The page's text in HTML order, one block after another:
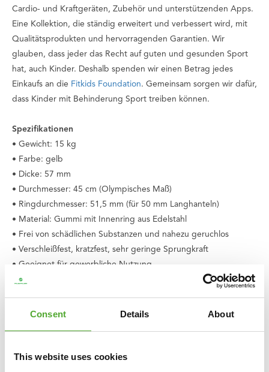
Consent Details About
This website uses cookies
Cardio- und Kraftgeräten, Zubehör und unterstützenden Apps.
Eine Kollektion, die ständig erweitert und verbessert wird, mit
Qualitätsprodukten und hervorragenden Garantien. Wir
glauben, dass jeder das Recht auf guten und gesunden Sport
hat, auch Kinder. Deshalb spenden wir einen Betrag jedes
Einkaufs an die Fitkids Foundation. Gemeinsam sorgen wir dafür,
dass Kinder mit Behinderung Sport treiben können.
Spezifikationen
• Gewicht: 15 kg
• Farbe: gelb
• Dicke: 57 mm
• Durchmesser: 45 cm (Olympisches Maß)
• Ringdurchmesser: 51,5 mm (für 50 mm Langhanteln)
• Material: Gummi mit Innenring aus Edelstahl
• Frei von schädlichen Substanzen und nahezu geruchlos
• Verschleißfest, kratzfest, sehr geringe Sprungkraft
• Geeignet für gewerbliche Nutzung
• Produktcode: 25TUPLA008